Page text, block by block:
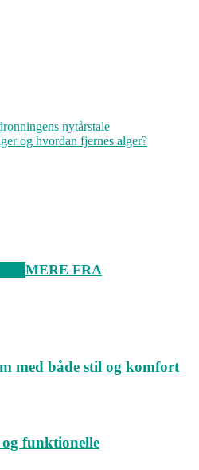
nytårstale
og hvordan fjernes alger?
MERE FRA
med både stil og komfort
funktionelle